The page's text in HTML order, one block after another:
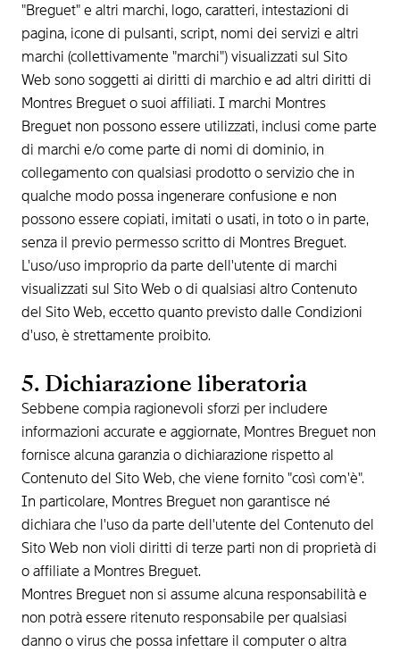
"Breguet" e altri marchi, logo, caratteri, intestazioni di
pagina, icone di pulsanti, script, nomi dei servizi e altri
marchi (collettivamente "marchi") visualizzati sul Sito
Web sono soggetti ai diritti di marchio e ad altri diritti di
Montres Breguet o suoi affiliati. I marchi Montres
Breguet non possono essere utilizzati, inclusi come parte
di marchi e/o come parte di nomi di dominio, in
collegamento con qualsiasi prodotto o servizio che in
qualche modo possa ingenerare confusione e non
possono essere copiati, imitati o usati, in toto o in parte,
senza il previo permesso scritto di Montres Breguet.
L'uso/uso improprio da parte dell'utente di marchi
visualizzati sul Sito Web o di qualsiasi altro Contenuto
del Sito Web, eccetto quanto previsto dalle Condizioni
d'uso, è strettamente proibito.
5. Dichiarazione liberatoria
Sebbene compia ragionevoli sforzi per includere
informazioni accurate e aggiornate, Montres Breguet non
fornisce alcuna garanzia o dichiarazione rispetto al
Contenuto del Sito Web, che viene fornito "così com'è".
In particolare, Montres Breguet non garantisce né
dichiara che l'uso da parte dell'utente del Contenuto del
Sito Web non violi diritti di terze parti non di proprietà di
o affiliate a Montres Breguet.
Montres Breguet non si assume alcuna responsabilità e
non potrà essere ritenuto responsabile per qualsiasi
danno o virus che possa infettare il computer o altra